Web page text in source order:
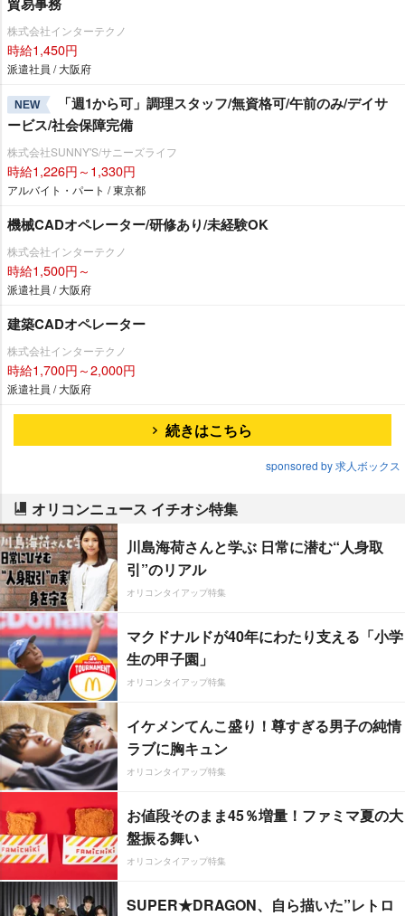
株式会社インターテクノ
時給1,450円
派遣社員 / 大阪府
NEW
「週1から可」調理スタッフ/無資格可/午前のみ/デイサ
ービス/社会保障完備
株式会社SUNNY'S/サニーズライフ
時給1,226円～1,330円
アルバイト・パート / 東京都
機械CADオペレーター/研修あり/未経験OK
株式会社インターテクノ
時給1,500円～
派遣社員 / 大阪府
建築CADオペレーター
株式会社インターテクノ
時給1,700円～2,000円
派遣社員 / 大阪府
続きはこちら
sponsored by 求人ボックス
オリコンニュース イチオシ特集
川島海荷さんと学ぶ 日常に潜む“人身取
引”のリアル
オリコンタイアップ特集
マクドナルドが40年にわたり支える「小学
生の甲子園」
オリコンタイアップ特集
イケメンてんこ盛り！尊すぎる男子の純情
ラブに胸キュン
オリコンタイアップ特集
お値段そのまま45％増量！ファミマ夏の大
盤振る舞い
オリコンタイアップ特集
SUPER★DRAGON、自ら描いた”レトロ